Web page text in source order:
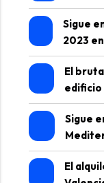
Sigue
2023
El
edificio
Sigue
El